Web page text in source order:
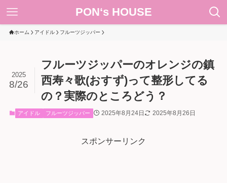
PON‘s HOUSE
ホーム アイドル フルーツジッパー
フルーツジッパーのオレンジの鎮
西寿々歌(おすず)って整形してる
の？実際のところどう？
2025
8/26
アイドル フルーツジッパー 2025年8月24日 2025年8月26日
スポンサーリンク